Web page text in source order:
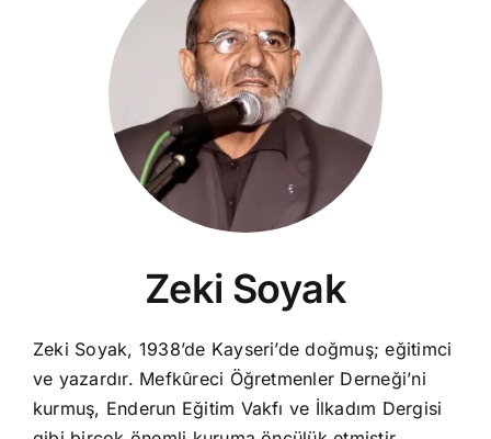
Zeki Soyak
Zeki Soyak, 1938’de Kayseri’de doğmuş; eğitimci
ve yazardır. Mefkûreci Öğretmenler Derneği’ni
kurmuş, Enderun Eğitim Vakfı ve İlkadım Dergisi